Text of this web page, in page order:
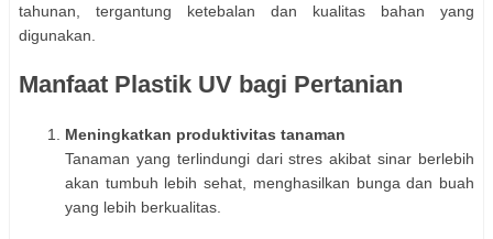
tahunan, tergantung ketebalan dan kualitas bahan yang
digunakan.
Manfaat Plastik UV bagi Pertanian
Meningkatkan produktivitas tanaman
Tanaman yang terlindungi dari stres akibat sinar berlebih
akan tumbuh lebih sehat, menghasilkan bunga dan buah
yang lebih berkualitas.